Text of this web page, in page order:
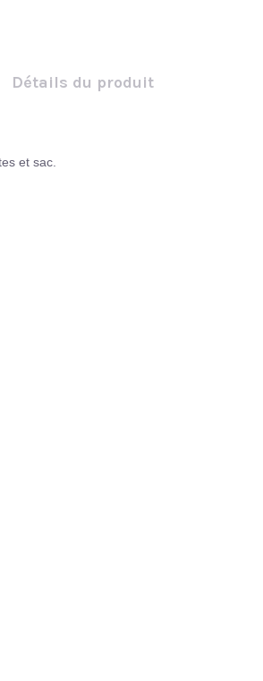
Détails du produit
et sac.